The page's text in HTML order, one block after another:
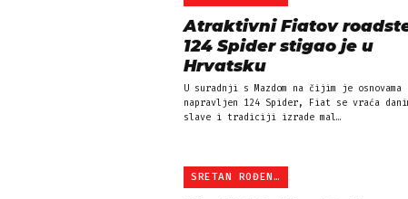
Atraktivni Fiatov
124 Spider stigao je u
Hrvatsku
U suradnji s Mazdom na čijim je osnovama
napravljen 124 Spider, Fiat se vraća
slave i tradiciji izrade mal…
SRETAN ROĐENDAN